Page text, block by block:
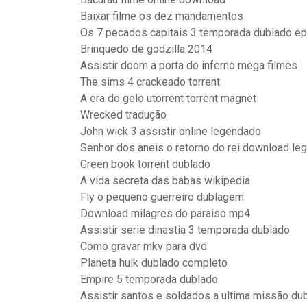
Baixar filme os dez mandamentos
Os 7 pecados capitais 3 temporada dublado
Brinquedo de godzilla 2014
Assistir doom a porta do inferno mega filmes
The sims 4 crackeado torrent
A era do gelo utorrent torrent magnet
Wrecked tradução
John wick 3 assistir online legendado
Senhor dos aneis o retorno do rei download
Green book torrent dublado
A vida secreta das babas wikipedia
Fly o pequeno guerreiro dublagem
Download milagres do paraiso mp4
Assistir serie dinastia 3 temporada dublado
Como gravar mkv para dvd
Planeta hulk dublado completo
Empire 5 temporada dublado
Assistir santos e soldados a ultima missão